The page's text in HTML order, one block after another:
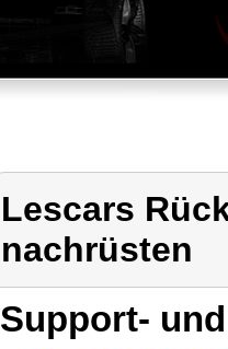
Lescars
nachrüsten
Support-